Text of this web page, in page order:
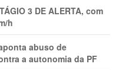
3 DE ALERTA, com
h
abuso de
a autonomia da PF